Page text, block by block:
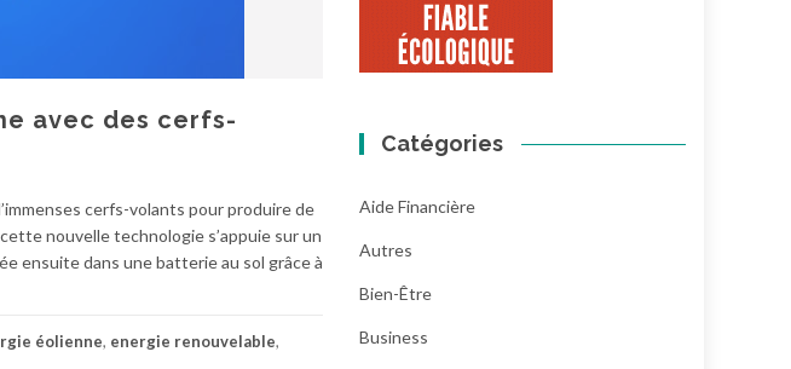
avec des cerfs-
cerfs-volants pour produire de
nouvelle technologie s’appuie sur un
ensuite dans une batterie au sol grâce à
éolienne, energie renouvelable,
Catégories
Aide Financière
Autres
Bien-Être
Business